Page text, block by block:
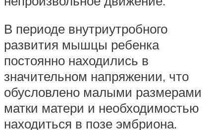
В периоде внутриутробного
развития мышцы ребенка
постоянно находились в
значительном напряжении, что
обусловлено малыми размерами
матки матери и необходимостью
находиться в позе эмбриона.